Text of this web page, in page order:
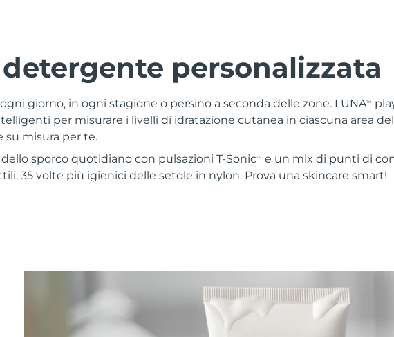
personalizzata
giorno, in ogni stagione o persino a seconda delle zone. LUNATM
per misurare i livelli di idratazione cutanea in ciascuna area
su misura per te.
sporco quotidiano con pulsazioni T-SonicTM
e un mix di punti di
35 volte più igienici delle setole in nylon. Prova una skincare smart!